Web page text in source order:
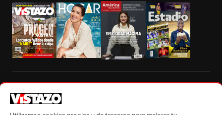
autorización escrita de su titular, de todos los contenidos de Vistazo.com.